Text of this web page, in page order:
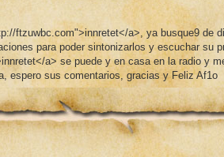
ftzuwbc.com">innretet</a>, ya busque9 de
para poder sintonizarlos y escuchar su
a> se puede y en casa en la radio y
espero sus comentarios, gracias y Feliz Af1o